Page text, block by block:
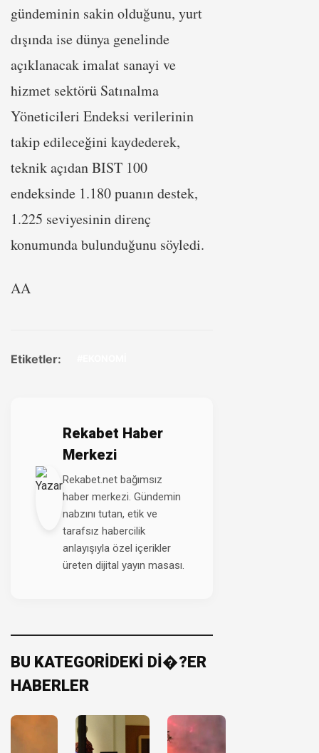
gündeminin sakin olduğunu, yurt
dışında ise dünya genelinde
açıklanacak imalat sanayi ve
hizmet sektörü Satınalma
Yöneticileri Endeksi verilerinin
takip edileceğini kaydederek,
teknik açıdan BIST 100
endeksinde 1.180 puanın destek,
1.225 seviyesinin direnç
konumunda bulunduğunu söyledi.
AA
Etiketler:
Rekabet Haber
Merkezi
Rekabet.net bağımsız
haber merkezi. Gündemin
nabzını tutan, etik ve
tarafsız habercilik
anlayışıyla özel içerikler
üreten dijital yayın masası.
BU KATEGORİDEKİ Dİ�?ER
HABERLER